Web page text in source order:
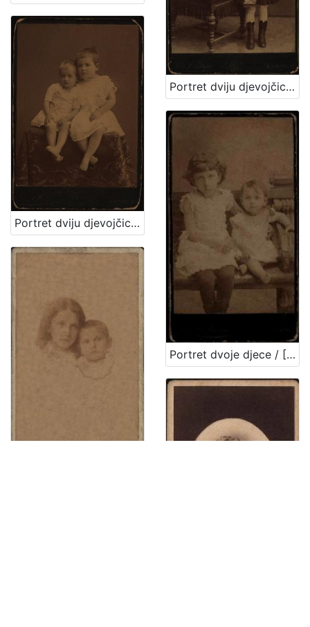
Portret dviju djevojčica / [Gjuro Varga] ; [izradio atelier] G. & I. Varga
Portret dviju djevojčica u bijelim haljinicama / [Gjuro Varga] ; [izradio fotografski atelijer] G. & I. Varga
Portret dvoje djece / [Gjuro Varga] ; [izradio fotografski atelijer] G. & I. Varga